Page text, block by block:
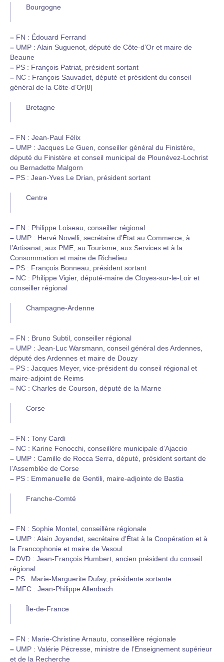
Bourgogne
– FN : Édouard Ferrand
– UMP : Alain Suguenot, député de Côte-d’Or et maire de
Beaune
– PS : François Patriat, président sortant
– NC : François Sauvadet, député et président du conseil
général de la Côte-d’Or[8]
Bretagne
– FN : Jean-Paul Félix
– UMP : Jacques Le Guen, conseiller général du Finistère,
député du Finistère et conseil municipal de Plounévez-Lochrist
ou Bernadette Malgorn
– PS : Jean-Yves Le Drian, président sortant
Centre
– FN : Philippe Loiseau, conseiller régional
– UMP : Hervé Novelli, secrétaire d’État au Commerce, à
l’Artisanat, aux PME, au Tourisme, aux Services et à la
Consommation et maire de Richelieu
– PS : François Bonneau, président sortant
– NC : Philippe Vigier, député-maire de Cloyes-sur-le-Loir et
conseiller régional
Champagne-Ardenne
– FN : Bruno Subtil, conseiller régional
– UMP : Jean-Luc Warsmann, conseil général des Ardennes,
député des Ardennes et maire de Douzy
– PS : Jacques Meyer, vice-président du conseil régional et
maire-adjoint de Reims
– NC : Charles de Courson, député de la Marne
Corse
– FN : Tony Cardi
– NC : Karine Fenocchi, conseillère municipale d’Ajaccio
– UMP : Camille de Rocca Serra, député, président sortant de
l’Assemblée de Corse
– PS : Emmanuelle de Gentili, maire-adjointe de Bastia
Franche-Comté
– FN : Sophie Montel, conseillère régionale
– UMP : Alain Joyandet, secrétaire d’État à la Coopération et à
la Francophonie et maire de Vesoul
– DVD : Jean-François Humbert, ancien président du conseil
régional
– PS : Marie-Marguerite Dufay, présidente sortante
– MFC : Jean-Philippe Allenbach
Île-de-France
– FN : Marie-Christine Arnautu, conseillère régionale
– UMP : Valérie Pécresse, ministre de l’Enseignement supérieur
et de la Recherche